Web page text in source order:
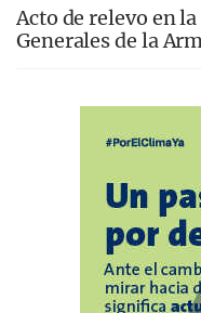
Acto de relevo en
Generales de la